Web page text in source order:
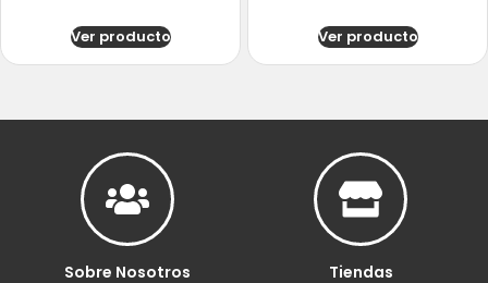
Ver producto Ver producto
Sobre Nosotros Tiendas